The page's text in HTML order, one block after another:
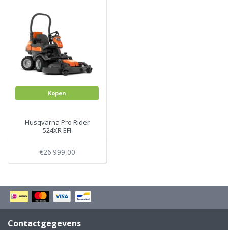
Kopen
Husqvarna Pro Rider
524XR EFI
€26.999,00
Contactgegevens